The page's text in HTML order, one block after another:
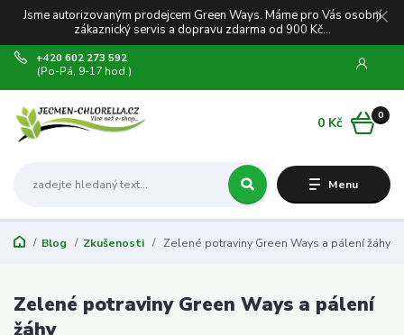
Jsme autorizovaným prodejcem Green Ways. Máme pro Vás osobní
zákaznický servis a dopravu zdarma od 900 Kč...
Menu
+420 602 273 592
(Po-Pá, 9-17 hod.)
0
0 Kč
Blog Zkušenosti Zelené potraviny Green Ways a pálení žáhy
Zelené potraviny Green Ways a pálení
žáhy